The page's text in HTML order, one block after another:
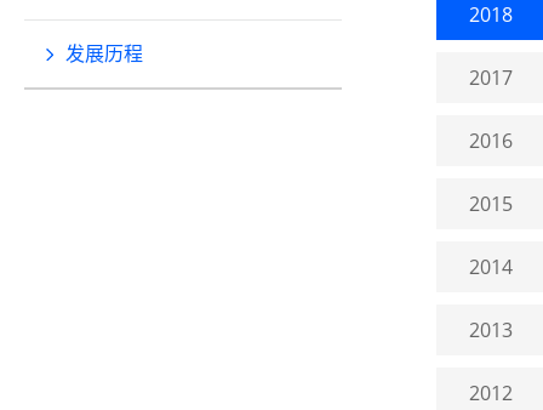
发展历程
2018
2017
2016
2015
2014
2013
2012